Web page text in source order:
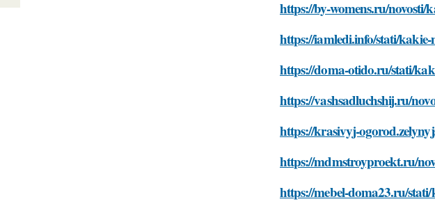
https://by-womens.ru/novosti/
https://iamledi.info/stati/
https://doma-otido.ru/stati/
https://vashsadluchshij.ru/
https://krasivyj-
https://mdmstroyproekt.ru/
https://mebel-doma23.ru/